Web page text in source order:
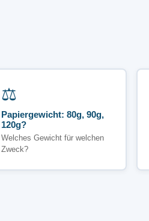
⚖️
Papiergewicht: 80g, 90g,
120g?
Welches Gewicht für welchen
Zweck?